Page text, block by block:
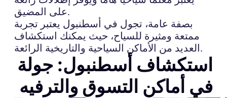
على المضيق.
بصفة عامة، تجول في أسطنبول يعتبر تجربة
ممتعة ومثيرة للسياح، حيث يمكنك استكشاف
العديد من الأماكن السياحية والتاريخية الرائعة.
استكشاف أسطنبول: جولة
في أماكن التسوق والترفيه